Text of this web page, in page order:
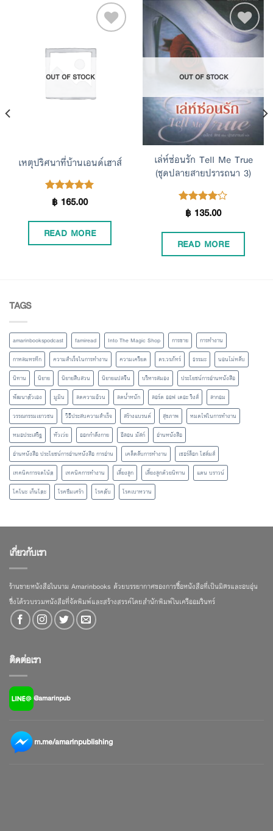
OUT OF STOCK
เหตุปริศนาที่บ้านเอนด์เฮาส์
Rated5.00
฿165.00
READ MORE
OUT OF STOCK
เล่ห์ซ่อนรัก Tell Me True
(ชุดปลายสายปรารถนา 3)
Rated4.00
฿135.00
READ MORE
TAGS
amarinbookspodcast famiread Into The Magic Shop การขาย
การทำงาน
กาหลมหรทึก
ความสำเร็จในการทำงาน ความเครียด ดร.วรภัทร์ ธรรมะ
นอนไม่หลับ
นิทาน
นิยาย นิยายสืบสวน นิยายแปลจีน บริหารสมอง
ประโยชน์การอ่านหนังสือ
พัฒนาตัวเอง
มูมิน ลดความอ้วน ลดน้ำหนัก ลอร์ด ออฟ เดอะ ริงส์
ลากอม
วรรณกรรมเยาวชน
วิธีประสบความสำเร็จ สร้างแบรนด์ สุขภาพ
หมดไฟในการทำงาน
หมอประเสริฐ
หัวเว่ย ออกกำลังกาย อีลอน มัสก์
อ่านหนังสือ
อ่านหนังสือ ประโยชน์การอ่านหนังสือ การอ่าน
เคล็ดลับการทำงาน
เชอร์ล็อก โฮล์มส์
เทคนิคการจดโน้ต
เทคนิคการทำงาน เลี้ยงลูก เลี้ยงลูกด้วยนิทาน
แดน บราวน์
โคโนะ เก็นโตะ
โรคซึมเศร้า โรคตับ โรคเบาหวาน
เกี่ยวกับเรา
ร้านขายหนังสือในนาม Amarinbooks ด้วยบรรยากาศของการซื้อหนังสือที่เป็นมิตรและอบอุ่น
ซึ่งได้รวบรวมหนังสือที่จัดพิมพ์และสร้างสรรค์โดยสำนักพิมพ์ในเครืออมรินทร์
ติดต่อเรา
@amarinpub
m.me/amarinpublishing